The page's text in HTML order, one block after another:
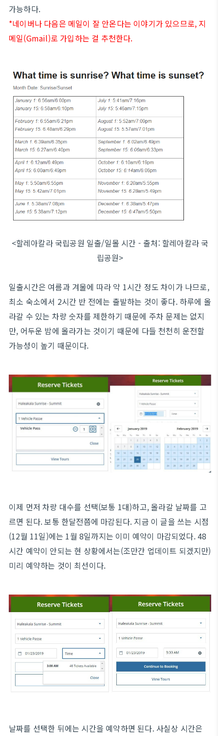
가능하다.
*네이버나 다음은 메일이 잘 안온다는 이야기가 있으므로, 지
메일(Gmail)로 가입하는 걸 추천한다.
<할레아칼라 국립공원 일출/일몰 시간 - 출처: 할레아칼라 국
립공원>
일출시간은 여름과 겨울에 따라 약 1시간 정도 차이가 나므로,
최소 숙소에서 2시간 반 전에는 출발하는 것이 좋다. 하루에 올
라갈 수 있는 차량 숫자를 제한하기 때문에 주차 문제는 없지
만, 어두운 밤에 올라가는 것이기 때문에 다들 천천히 운전할
가능성이 높기 때문이다.
이제 먼저 차량 대수를 선택(보통 1대)하고, 올라갈 날짜를 고
르면 된다. 보통 한달전쯤에 마감된다. 지금 이 글을 쓰는 시점
(12월 11일)에는 1월 8일까지는 이미 예약이 마감되었다. 48
시간 예약이 안되는 현 상황에서는(조만간 업데이트 되겠지만)
미리 예약하는 것이 최선이다.
날짜를 선택한 뒤에는 시간을 예약하면 된다. 사실상 시간은